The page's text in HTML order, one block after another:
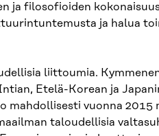
ja filosofioiden
ja halua
liittoumia.
Etelä-Korean ja
mahdollisesti vuonna
taloudellisia